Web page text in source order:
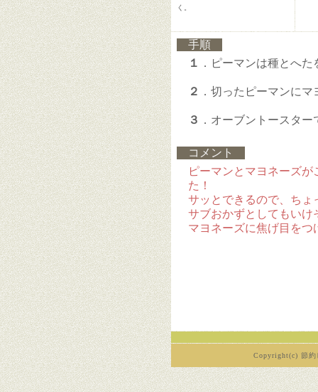
く。
手順
１ ．ピーマンは種とへ
２ ．切ったピーマンに
３ ．オーブントースタ
コメント
ピーマンとマヨネーズ
た！
サッとできるので、ちょ
サブおかずとしてもいけ
マヨネーズに焦げ目を
Copyright(c) 節